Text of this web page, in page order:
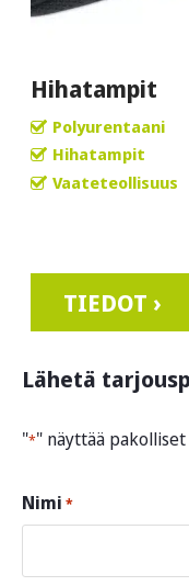
Hihatampit
Polyurentaani
Hihatampit
Vaateteollisuus
TIEDOT ›
Lähetä
"*" näyttää
Nimi *